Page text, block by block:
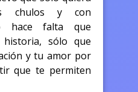
chulos y con
hace falta que
sólo que
y tu amor por
que te permiten